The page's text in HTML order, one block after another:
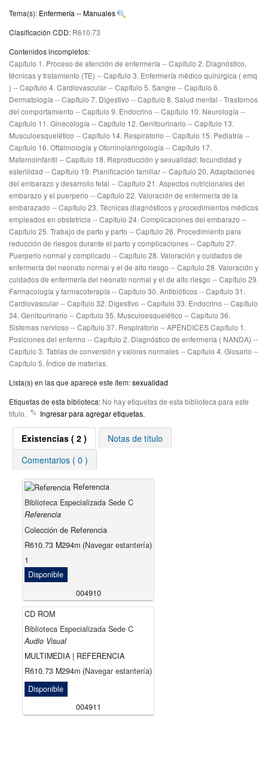
Tema(s): Enfermería -- Manuales
Clasificación CDD: R610.73
Contenidos incompletos:
Capítulo 1. Proceso de atención de enfermería -- Capítulo 2. Diagnóstico,
técnicas y tratamiento (TE) -- Capítulo 3. Enfermería médico quirúrgica ( emq
) -- Capítulo 4. Cardiovascular -- Capítulo 5. Sangre -- Capítulo 6.
Dermatología -- Capítulo 7. Digestivo -- Capítulo 8. Salud mental - Trastornos
del comportamiento -- Capítulo 9. Endocrino -- Capítulo 10. Neurología --
Capítulo 11. Ginecología -- Capítulo 12. Genitourinario -- Capítulo 13.
Musculoesquelético -- Capítulo 14. Respiratorio -- Capítulo 15. Pediatría --
Capítulo 16. Oftalmología y Otorrinolaringología -- Capítulo 17.
Maternoinfantil -- Capítulo 18. Reproducción y sexualidad; fecundidad y
esterilidad -- Capítulo 19. Planificación familiar -- Capítulo 20. Adaptaciones
del embarazo y desarrollo fetal -- Capítulo 21. Aspectos nutricionales del
embarazo y el puerperio -- Capítulo 22. Valoración de enfermería de la
embarazado -- Capítulo 23. Técnicas diagnósticos y procedimientos médicos
empleados en obstetricia -- Capítulo 24. Complicaciones del embarazo --
Capítulo 25. Trabajo de parto y parto -- Capítulo 26. Procedimiento para
reducción de riesgos durante el parto y complicaciones -- Capítulo 27.
Puerperio normal y complicado -- Capítulo 28. Valoración y cuidados de
enfermería del neonato normal y el de alto riesgo -- Capítulo 28. Valoración y
cuidados de enfermería del neonato normal y el de alto riesgo -- Capítulo 29.
Farmacología y farmacoterapía -- Capítulo 30. Antibióticos -- Capítulo 31.
Cardiovascular -- Capítulo 32. Digestivo -- Capítulo 33. Endocrino -- Capítulo
34. Genitourinario -- Capítulo 35. Musculoesquelético -- Capítulo 36.
Sistemas nervioso -- Capítulo 37. Respiratorio -- APÉNDICES Capítulo 1.
Posiciones del enfermo -- Capítulo 2. Diagnóstico de enfermería ( NANDA) --
Capítulo 3. Tablas de conversión y valores normales -- Capítulo 4. Glosario --
Capítulo 5. Índice de materias.
Lista(s) en las que aparece este ítem:sexualidad
Etiquetas de esta biblioteca: No hay etiquetas de esta biblioteca para este
título.
Ingresar para agregar etiquetas.
Existencias( 2 )
Notas de título
Comentarios ( 0 )
Referencia
Biblioteca Especializada Sede C
Referencia
Colección de Referencia
R610.73 M294m (Navegar estantería)
1
Disponible
004910
CD ROM
Biblioteca Especializada Sede C
Audio Visual
MULTIMEDIA | REFERENCIA
R610.73 M294m (Navegar estantería)
Disponible
004911